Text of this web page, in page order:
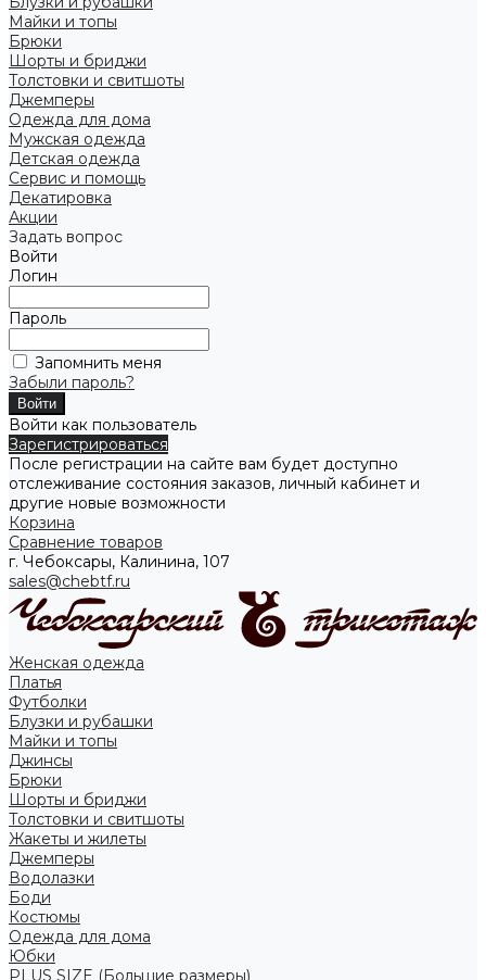
Майки и топы
Брюки
Шорты и бриджи
Толстовки и свитшоты
Джемперы
Одежда для дома
Мужская одежда
Детская одежда
Сервис и помощь
Декатировка
Акции
Задать вопрос
Войти
Логин
Пароль
Запомнить меня
Забыли пароль?
Войти как пользователь
Зарегистрироваться
После регистрации на сайте вам будет доступно
отслеживание состояния заказов, личный кабинет и
другие новые возможности
Корзина
Сравнение товаров
г. Чебоксары, Калинина, 107
sales@chebtf.ru
Женская одежда
Платья
Футболки
Блузки и рубашки
Майки и топы
Джинсы
Брюки
Шорты и бриджи
Толстовки и свитшоты
Жакеты и жилеты
Джемперы
Водолазки
Боди
Костюмы
Одежда для дома
Юбки
PLUS SIZE (Большие размеры)